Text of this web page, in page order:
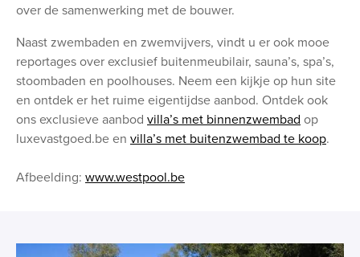
over de samenwerking met de bouwer.
Naast zwembaden en zwemvijvers, vindt u er ook mooe
reportages over exclusief buitenmeubilair, sauna’s, spa’s,
stoombaden en poolhouses. Neem een kijkje op hun site
en ontdek er het ruime eigentijdse aanbod. Ontdek ook
ons exclusieve aanbod villa’s met binnenzwembad op
luxevastgoed.be en villa’s met buitenzwembad te koop.
Afbeelding: www.westpool.be